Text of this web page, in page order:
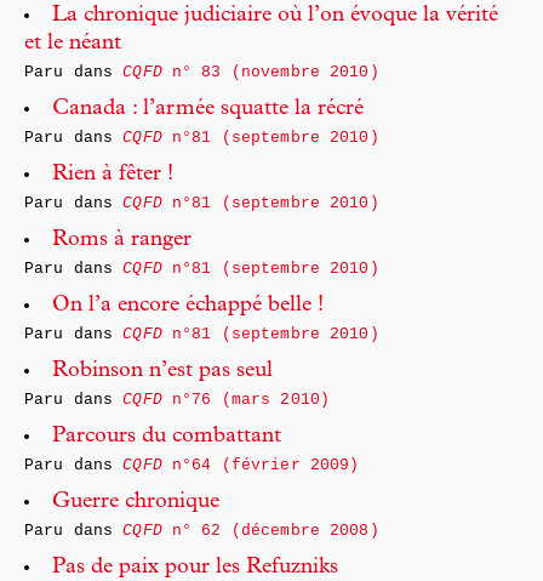
La chronique judiciaire où l’on évoque la vérité
et le néant
Paru dansCQFDn° 83 (novembre 2010)
Canada : l’armée squatte la récré
Paru dansCQFDn°81 (septembre 2010)
Rien à fêter !
Paru dansCQFDn°81 (septembre 2010)
Roms à ranger
Paru dansCQFDn°81 (septembre 2010)
On l’a encore échappé belle !
Paru dansCQFDn°81 (septembre 2010)
Robinson n’est pas seul
Paru dansCQFDn°76 (mars 2010)
Parcours du combattant
Paru dansCQFDn°64 (février 2009)
Guerre chronique
Paru dansCQFDn° 62 (décembre 2008)
Pas de paix pour les Refuzniks